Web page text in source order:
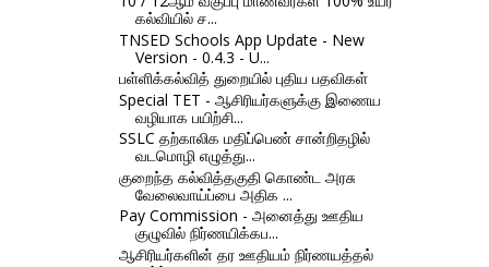
கல்வியில் ச...
TNSED Schools App Update - New
Version - 0.4.3 - U...
பள்ளிக்கல்வித் துறையில் புதிய பதவிகள்
Special TET - ஆசிரியர்களுக்கு இணைய
வழியாக பயிற்சி...
SSLC தற்காலிக மதிப்பெண் சான்றிதழில்
வடமொழி எழுத்து...
குறைந்த கல்வித்தகுதி கொண்ட அரசு
வேலைவாய்ப்பை அதிக ...
Pay Commission - அனைத்து ஊதிய
குழுவில் நிர்ணயிக்கப...
ஆசிரியர்களின் தர ஊதியம் நிர்ணயத்தல்